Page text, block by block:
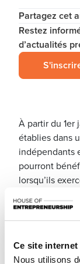
Ce site
Nous utilisons
Partagez cet
Restez
d’actualités
À partir du
établies dans
indépendants
pourront
lorsqu’ils
européens.
transfrontalier
déclaratives.
Ce nouveau
transfrontalier